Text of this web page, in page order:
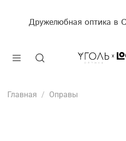
Дружелюбная оптика в
Главная Оправы